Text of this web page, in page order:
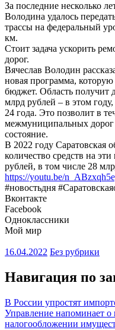
За последние несколько
Володина удалось
трассы на федеральный
км.
Стоит задача ускорить
дорог.
Вячеслав Володин
новая программа,
бюджет. Область получит
млрд рублей – в этом
24 года. Это позволит в
межмуниципальных дорог
состояние.
В 2022 году Саратовская
количество средств на
рублей, в том числе 28
https://youtu.be/
#новостьдня
Вконтакте
Facebook
Одноклассники
Мой мир
16.04.2022 Без рубрики
Навигация по
В России упростят
Управление напоминает о
налогообложении